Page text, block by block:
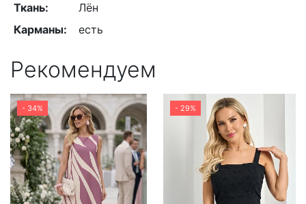
Ткань:
Лён
Карманы:
есть
Рекомендуем
- 34% - 29%